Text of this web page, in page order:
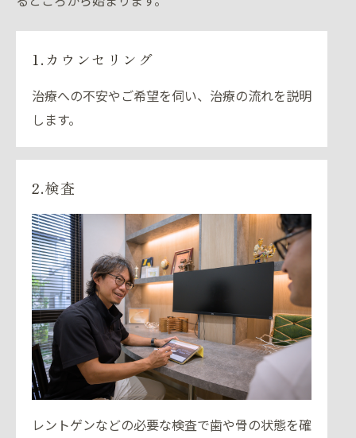
1.カウンセリング
治療への不安やご希望を伺い、治療の流れを説明
します。
2.検査
レントゲンなどの必要な検査で歯や骨の状態を確